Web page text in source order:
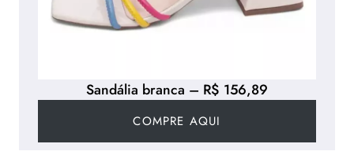
Sandália branca – R$ 156,89
COMPRE AQUI